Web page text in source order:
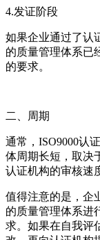
4.发证阶段
如果企业通过了认
的质量管理体系已
的要求。
二、周期
通常，ISO9000认
体周期长短，取决
认证机构的审核速
值得注意的是，企
的质量管理体系进
求。如果在自我评